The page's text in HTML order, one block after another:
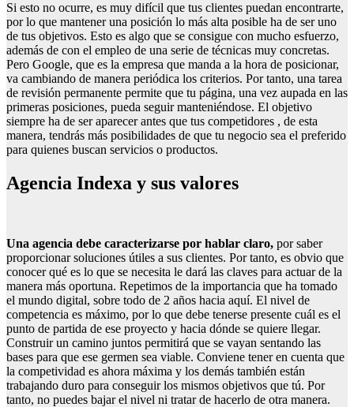
Si esto no ocurre, es muy difícil que tus clientes puedan encontrarte,
por lo que mantener una posición lo más alta posible ha de ser uno
de tus objetivos. Esto es algo que se consigue con mucho esfuerzo,
además de con el empleo de una serie de técnicas muy concretas.
Pero Google, que es la empresa que manda a la hora de posicionar,
va cambiando de manera periódica los criterios. Por tanto, una tarea
de revisión permanente permite que tu página, una vez aupada en las
primeras posiciones, pueda seguir manteniéndose. El objetivo
siempre ha de ser aparecer antes que tus competidores , de esta
manera, tendrás más posibilidades de que tu negocio sea el preferido
para quienes buscan servicios o productos.
Agencia Indexa y sus valores
Una agencia debe caracterizarse por hablar claro, por saber
proporcionar soluciones útiles a sus clientes. Por tanto, es obvio que
conocer qué es lo que se necesita le dará las claves para actuar de la
manera más oportuna. Repetimos de la importancia que ha tomado
el mundo digital, sobre todo de 2 años hacia aquí. El nivel de
competencia es máximo, por lo que debe tenerse presente cuál es el
punto de partida de ese proyecto y hacia dónde se quiere llegar.
Construir un camino juntos permitirá que se vayan sentando las
bases para que ese germen sea viable. Conviene tener en cuenta que
la competividad es ahora máxima y los demás también están
trabajando duro para conseguir los mismos objetivos que tú. Por
tanto, no puedes bajar el nivel ni tratar de hacerlo de otra manera.